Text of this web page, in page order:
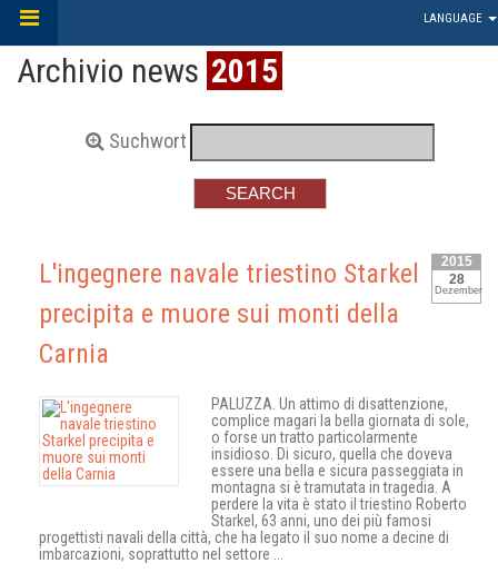
LANGUAGE
Archivio news 2015
Suchwort
2015
28
Dezember
L'ingegnere navale triestino Starkel
precipita e muore sui monti della
Carnia
PALUZZA. Un attimo di disattenzione,
complice magari la bella giornata di sole,
o forse un tratto particolarmente
insidioso. Di sicuro, quella che doveva
essere una bella e sicura passeggiata in
montagna si è tramutata in tragedia. A
perdere la vita è stato il triestino Roberto
Starkel, 63 anni, uno dei più famosi
progettisti navali della città, che ha legato il suo nome a decine di
imbarcazioni, soprattutto nel settore ...